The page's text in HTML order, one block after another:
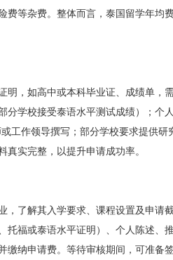
费等杂费。整体而言，泰国留学年均
明，如高中或本科毕业证、成绩单，
分学校接受泰语水平测试成绩）；个
工作领导撰写；部分学校要求提供研
实完整，以提升申请成功率。
，了解其入学要求、课程设置及申请
托福或泰语水平证明）、个人陈述、
缴纳申请费。等待审核期间，可准备